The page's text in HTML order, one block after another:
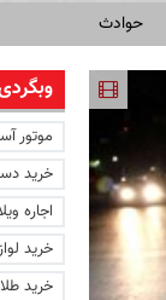
حوادث
موتور
خرید
اجاره
خرید
خرید